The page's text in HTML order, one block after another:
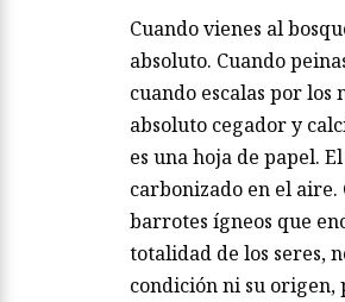
Cuando vienes al
absoluto. Cuando
cuando escalas por los
absoluto cegador y
es una hoja de papel.
carbonizado en el aire.
barrotes ígneos que
totalidad de los seres,
condición ni su origen,